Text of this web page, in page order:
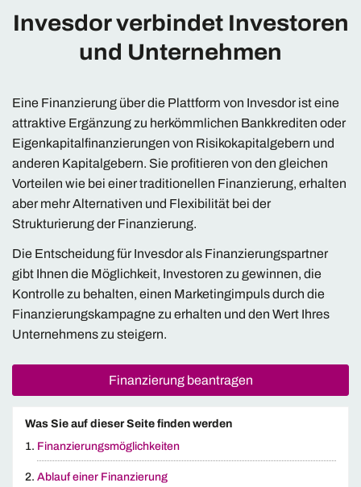
Invesdor verbindet Investoren
und Unternehmen
Eine Finanzierung über die Plattform von Invesdor ist eine
attraktive Ergänzung zu herkömmlichen Bankkrediten oder
Eigenkapitalfinanzierungen von Risikokapitalgebern und
anderen Kapitalgebern. Sie profitieren von den gleichen
Vorteilen wie bei einer traditionellen Finanzierung, erhalten
aber mehr Alternativen und Flexibilität bei der
Strukturierung der Finanzierung.
Die Entscheidung für Invesdor als Finanzierungspartner
gibt Ihnen die Möglichkeit, Investoren zu gewinnen, die
Kontrolle zu behalten, einen Marketingimpuls durch die
Finanzierungskampagne zu erhalten und den Wert Ihres
Unternehmens zu steigern.
Finanzierung beantragen
Was Sie auf dieser Seite finden werden
Finanzierungsmöglichkeiten
Ablauf einer Finanzierung